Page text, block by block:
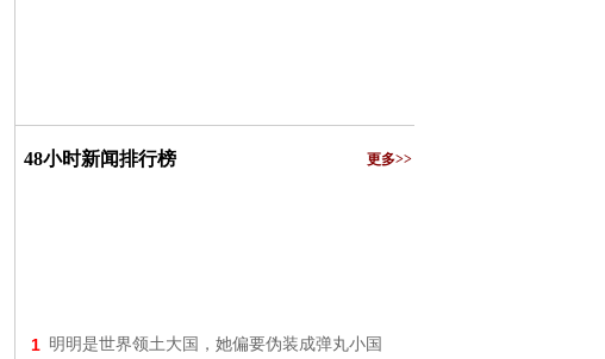
48小时新闻排行榜 更多>>
1 明明是世界领土大国，她偏要伪装成弹丸小国